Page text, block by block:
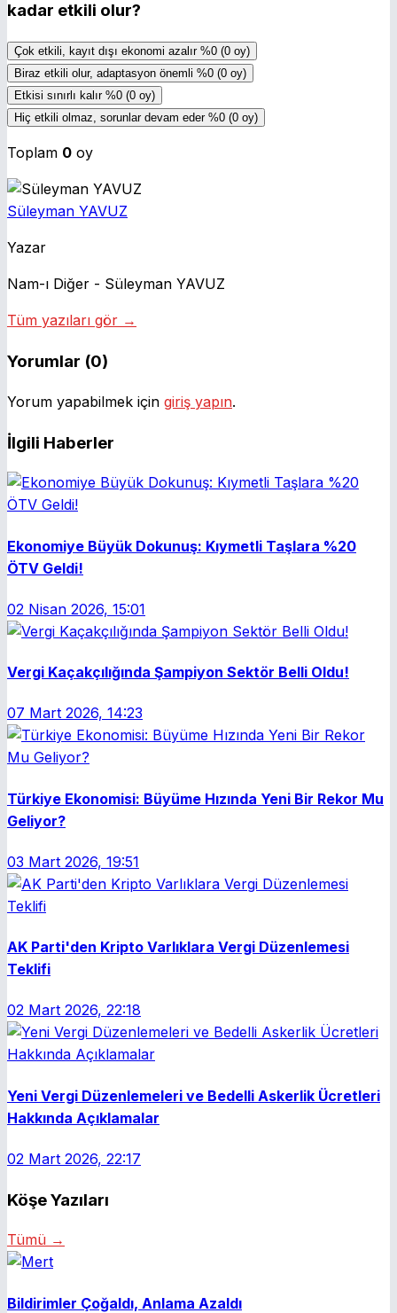
kadar etkili olur?
Çok etkili, kayıt dışı ekonomi azalır %0 (0 oy)
Biraz etkili olur, adaptasyon önemli %0 (0 oy)
Etkisi sınırlı kalır %0 (0 oy)
Hiç etkili olmaz, sorunlar devam eder %0 (0 oy)
Toplam 0 oy
Süleyman YAVUZ
Yazar
Nam-ı Diğer - Süleyman YAVUZ
Tüm yazıları gör →
Yorumlar (0)
Yorum yapabilmek için giriş yapın.
İlgili Haberler
Ekonomiye Büyük Dokunuş: Kıymetli Taşlara %20
ÖTV Geldi!
02 Nisan 2026, 15:01
Vergi Kaçakçılığında Şampiyon Sektör Belli Oldu!
07 Mart 2026, 14:23
Türkiye Ekonomisi: Büyüme Hızında Yeni Bir Rekor Mu
Geliyor?
03 Mart 2026, 19:51
AK Parti'den Kripto Varlıklara Vergi Düzenlemesi
Teklifi
02 Mart 2026, 22:18
Yeni Vergi Düzenlemeleri ve Bedelli Askerlik Ücretleri
Hakkında Açıklamalar
02 Mart 2026, 22:17
Köşe Yazıları
Tümü →
Bildirimler Çoğaldı, Anlama Azaldı